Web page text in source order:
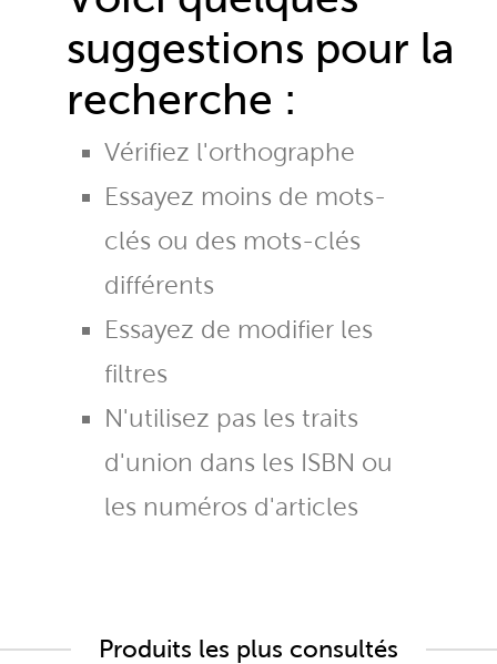
suggestions pour la
recherche :
Vérifiez l'orthographe
Essayez moins de mots-
clés ou des mots-clés
différents
Essayez de modifier les
filtres
N'utilisez pas les traits
d'union dans les ISBN ou
les numéros d'articles
Produits les plus consultés